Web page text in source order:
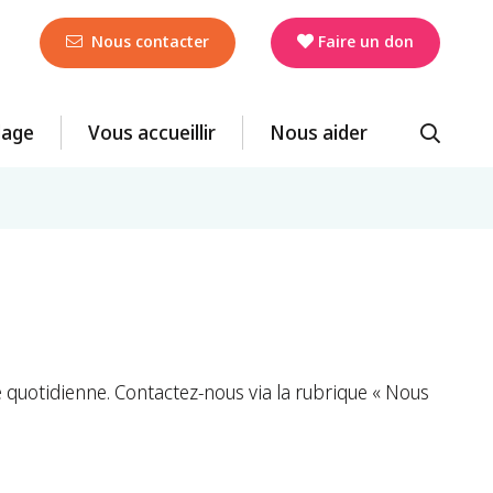
Nous contacter Faire un don
Vous accueillir Nous aider
Contactez-nous via la rubrique « Nous